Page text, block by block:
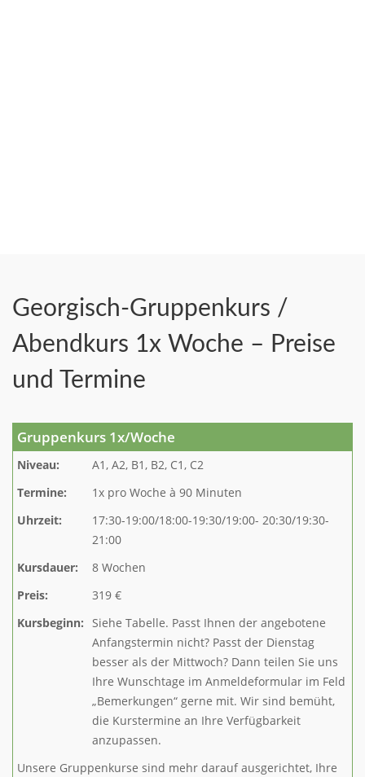
Georgisch-Gruppenkurs /
Abendkurs 1x Woche – Preise
und Termine
Gruppenkurs 1x/Woche
Niveau:
A1, A2, B1, B2, C1, C2
Termine:
1x pro Woche à 90 Minuten
Uhrzeit:
17:30-19:00/18:00-19:30/19:00- 20:30/19:30-
21:00
Kursdauer:
8 Wochen
Preis:
319 €
Kursbeginn: Siehe Tabelle. Passt Ihnen der angebotene
Anfangstermin nicht? Passt der Dienstag
besser als der Mittwoch? Dann teilen Sie uns
Ihre Wunschtage im Anmeldeformular im Feld
„Bemerkungen“ gerne mit. Wir sind bemüht,
die Kurstermine an Ihre Verfügbarkeit
anzupassen.
Unsere Gruppenkurse sind mehr darauf ausgerichtet, Ihre